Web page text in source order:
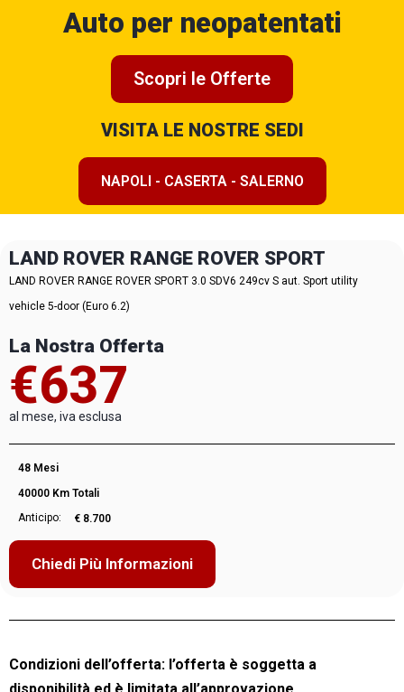
Auto per neopatentati
Scopri le Offerte
VISITA LE NOSTRE SEDI
NAPOLI - CASERTA - SALERNO
LAND ROVER RANGE ROVER SPORT
LAND ROVER RANGE ROVER SPORT 3.0 SDV6 249cv S aut. Sport utility
vehicle 5-door (Euro 6.2)
La Nostra Offerta
€637
al mese, iva esclusa
48 Mesi
40000 Km Totali
Anticipo:
€ 8.700
Chiedi Più Informazioni
Condizioni dell’offerta: l’offerta è soggetta a